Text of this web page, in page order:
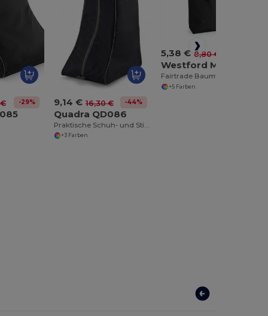
€ -29% 9,14 € 16,30 € -44%
Quadra QD086
+3 Farben
5,38 € 8,80 €
+5 Farben